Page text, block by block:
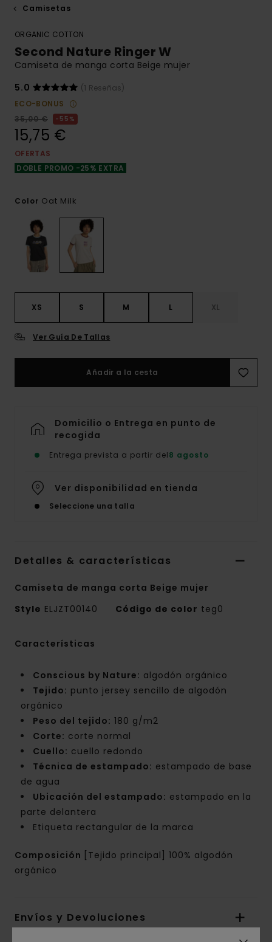
Camisetas
ORGANIC COTTON
Second Nature Ringer W
Camiseta de manga corta Beige mujer
5.0
(1 Reseñas)
ECO-BONUS
35,00 €
55%
15,75 €
OFERTAS
DOBLE PROMO -25% EXTRA
Color Oat Milk
XS S M L XL
Ver Guía De Tallas
Añadir a la cesta
Domicilio o Entrega en punto de
recogida
Entrega prevista a partir del8 agosto
Ver disponibilidad en tienda
Seleccione una talla
Detalles & características
Camiseta de manga corta Beige mujer
Style ELJZT00140 Código de color teg0
Características
Conscious by Nature: algodón orgánico
Tejido: punto jersey sencillo de algodón
orgánico
Peso del tejido: 180 g/m2
Corte: corte normal
Cuello: cuello redondo
Técnica de estampado: estampado de base
de agua
Ubicación del estampado: estampado en la
parte delantera
Etiqueta rectangular de la marca
Composición
[Tejido principal] 100% algodón
orgánico
Envíos y Devoluciones